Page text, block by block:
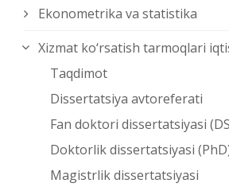
Ekonometrika va statistika
Xizmat kо‘rsatish tarmoqlari
Taqdimot
Dissertatsiya avtoreferati
Fan doktori dissertatsiyasi
Doktorlik dissertatsiyasi
Magistrlik dissertatsiyasi